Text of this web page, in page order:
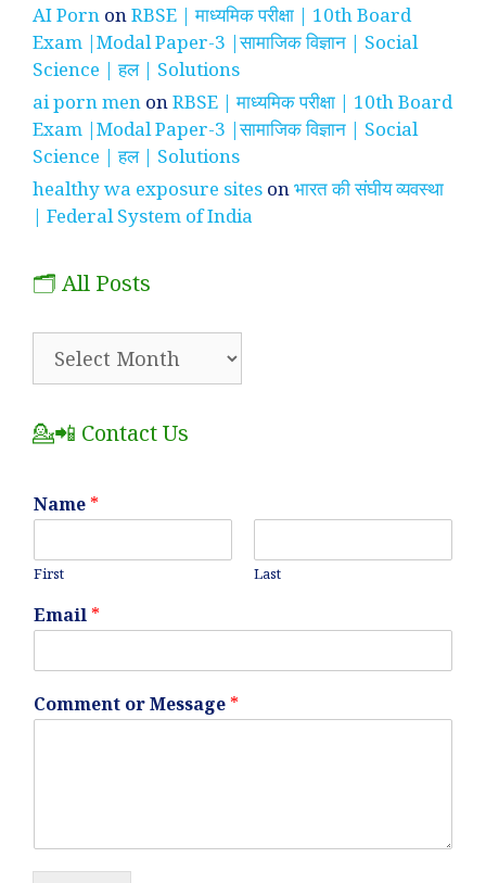
AI Porn onRBSE | माध्यमिक परीक्षा | 10th Board
Exam |Modal Paper-3 |सामाजिक विज्ञान | Social
Science | हल | Solutions
ai porn men onRBSE | माध्यमिक परीक्षा | 10th Board
Exam |Modal Paper-3 |सामाजिक विज्ञान | Social
Science | हल | Solutions
healthy wa exposure sites onभारत की संघीय व्यवस्था
| Federal System of India
🗂️ All Posts
💁📲 Contact Us
Name *
First Last
Email *
Comment or Message *